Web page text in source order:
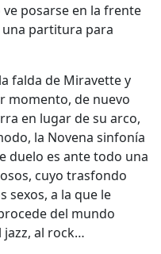
posarse en la frente
partitura para
falda de Miravette y
momento, de nuevo
en lugar de su arco,
la Novena sinfonía
duelo es ante todo una
cuyo trasfondo
sexos, a la que le
del mundo
jazz, al rock…